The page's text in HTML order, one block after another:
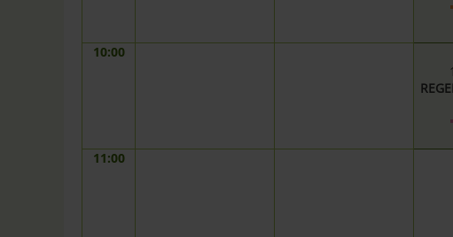
10:00
11:00